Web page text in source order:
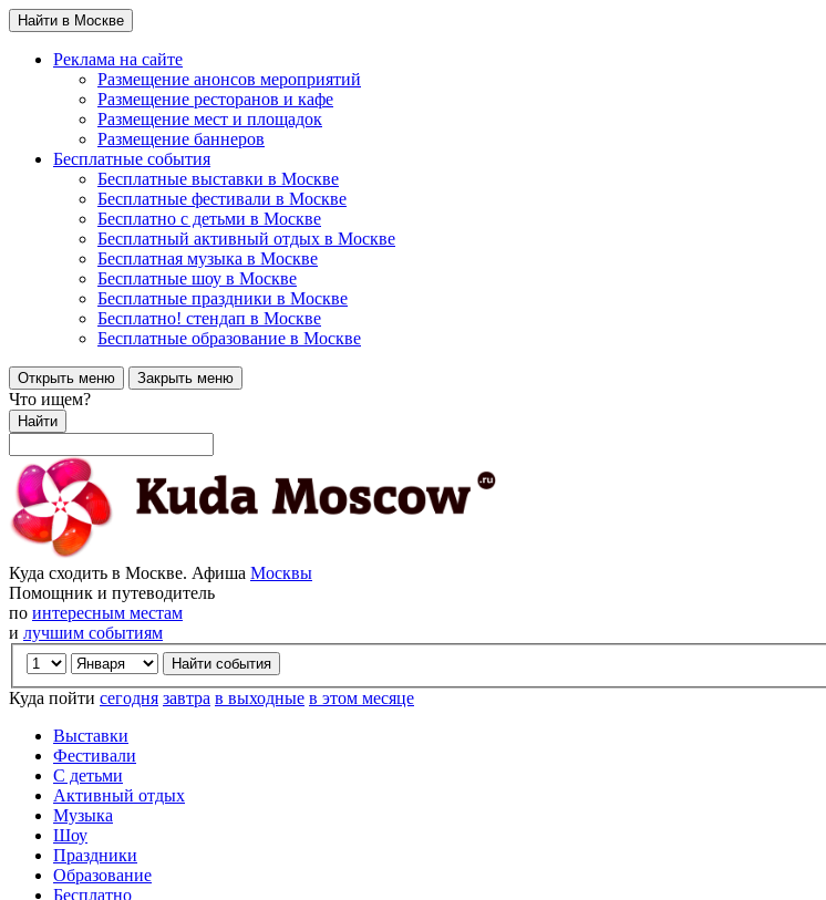
Найти в Москве
Реклама на сайте
Размещение анонсов мероприятий
Размещение ресторанов и кафе
Размещение мест и площадок
Размещение баннеров
Бесплатные события
Бесплатные выставки в Москве
Бесплатные фестивали в Москве
Бесплатно с детьми в Москве
Бесплатный активный отдых в Москве
Бесплатная музыка в Москве
Бесплатные шоу в Москве
Бесплатные праздники в Москве
Бесплатно! стендап в Москве
Бесплатные образование в Москве
Открыть меню Закрыть меню
Что ищем?
Найти
Куда сходить в Москве. Афиша Москвы
Помощник и путеводитель
по интересным местам
и лучшим событиям
Куда пойти сегодня завтра в выходные в этом месяце
Выставки
Фестивали
С детьми
Активный отдых
Музыка
Шоу
Праздники
Образование
Бесплатно